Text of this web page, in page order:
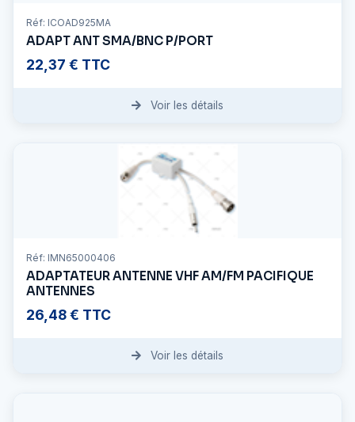
Réf: ICOAD925MA
ADAPT ANT SMA/BNC P/PORT
22,37 € TTC
Voir les détails
Réf: IMN65000406
ADAPTATEUR ANTENNE VHF AM/FM PACIFIQUE
ANTENNES
26,48 € TTC
Voir les détails